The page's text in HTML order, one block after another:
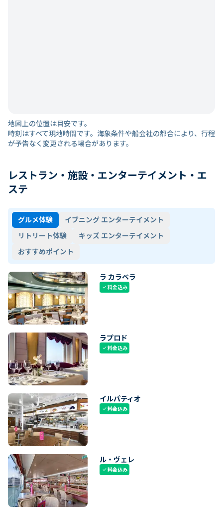
地図上の位置は目安です。
時刻はすべて現地時間です。海象条件や船会社の都合により、行程
が予告なく変更される場合があります。
レストラン・施設・エンターテイメント・エ
ステ
グルメ体験
イブニング エンターテイメント
リトリート体験
キッズ エンターテイメント
おすすめポイント
ラ カラベラ
check料金込み
ラプロド
check料金込み
イルパティオ
check料金込み
ル・ヴェレ
check料金込み